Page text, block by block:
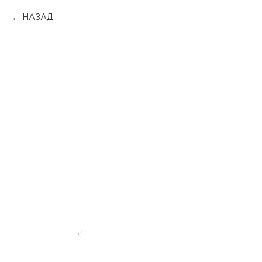
НАЗАД